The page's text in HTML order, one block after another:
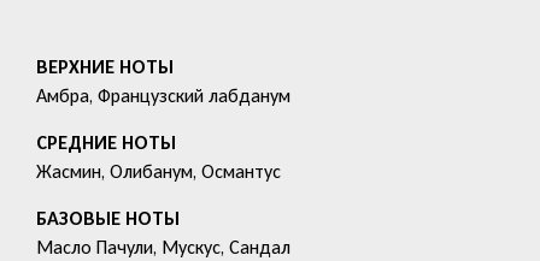
ВЕРХНИЕ НОТЫ
Амбра, Французский лабданум
СРЕДНИЕ НОТЫ
Жасмин, Олибанум, Османтус
БАЗОВЫЕ НОТЫ
Масло Пачули, Мускус, Сандал